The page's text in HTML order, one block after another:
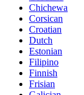
Chichewa
Corsican
Croatian
Dutch
Estonian
Filipino
Finnish
Frisian